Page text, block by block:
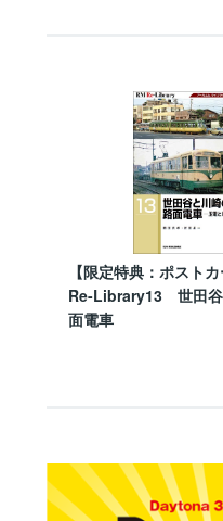
【限定特典：ポスト
Re-Library13 世田谷
面電車